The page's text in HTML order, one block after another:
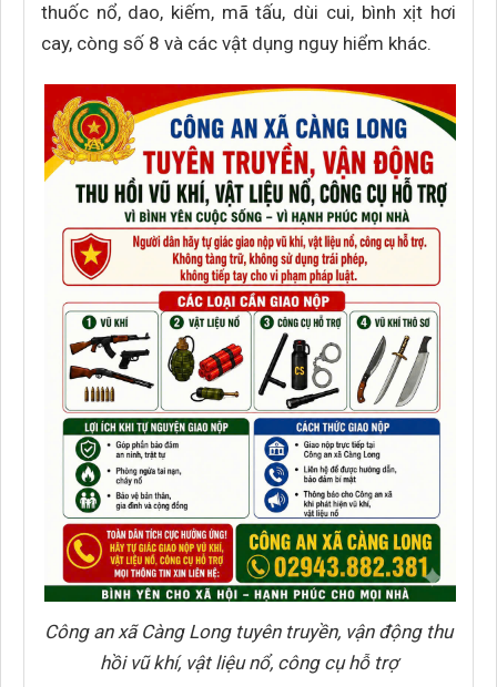
thuốc nổ, dao, kiếm, mã tấu, dùi cui, bình xịt hơi
cay, còng số 8 và các vật dụng nguy hiểm khác.
Công an xã Càng Long tuyên truyền, vận động thu
hồi vũ khí, vật liệu nổ, công cụ hỗ trợ